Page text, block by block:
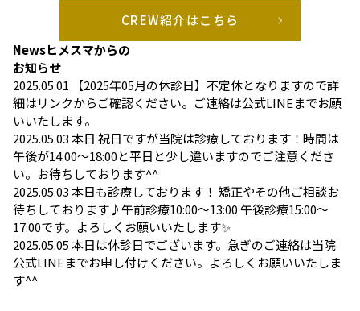
CREW紹介はこちら
Newsヒメスマからの
お知らせ
2025.05.01
【2025年05月の休診日】不定休となりますので詳
細はリンクからご確認ください。ご連絡は公式LINEまでお願
いいたします。
2025.05.03本日 祝日ですが当院は診療しております！時間は
午後が14:00～18:00と平日と少し違いますのでご注意くださ
い。お待ちしております^^
2025.05.03本日も診療しております！ 矯正やその他ご相談お
待ちしております♪午前診療10:00〜13:00 午後診療15:00〜
17:00です。よろしくお願いいたします✨
2025.05.05本日は休診日でございます。急ぎのご連絡は当院
公式LINEまでお申し付けください。よろしくお願いいたしま
す^^